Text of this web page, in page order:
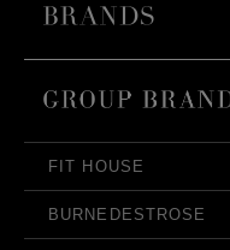
FIT HOUSE
BURNEDESTROSE